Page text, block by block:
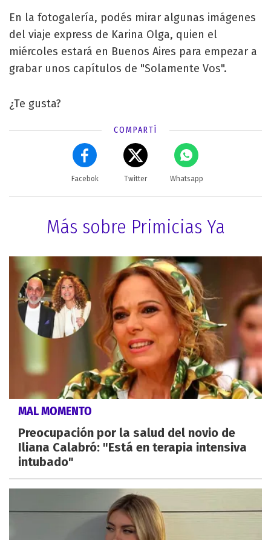
En la fotogalería, podés mirar algunas imágenes
del viaje express de Karina Olga, quien el
miércoles estará en Buenos Aires para empezar a
grabar unos capítulos de "Solamente Vos".
¿Te gusta?
COMPARTÍ
Facebok Twitter Whatsapp
Más sobre Primicias Ya
MAL MOMENTO
Preocupación por la salud del novio de
Iliana Calabró: "Está en terapia intensiva
intubado"